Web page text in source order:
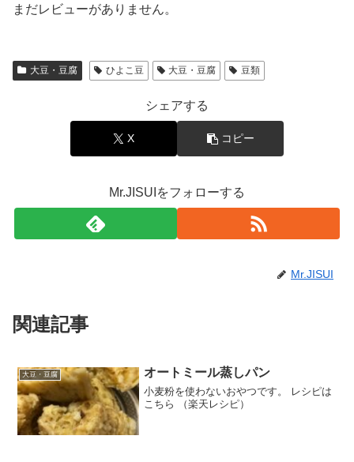
まだレビューがありません。
大豆・豆腐 ひよこ豆 大豆・豆腐 豆類
シェアする
X コピー
Mr.JISUIをフォローする
Mr.JISUI
関連記事
大豆・豆腐 オートミール蒸しパン
小麦粉を使わないおやつです。 レシピは
こちら （楽天レシピ）